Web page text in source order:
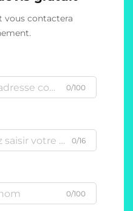
vous contactera
0/100
0/16
0/100